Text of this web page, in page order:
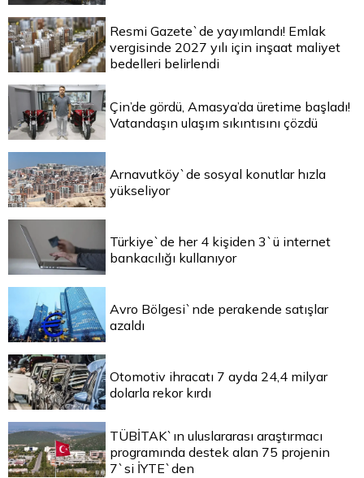
Resmi Gazete`de yayımlandı! Emlak
vergisinde 2027 yılı için inşaat maliyet
bedelleri belirlendi
Çin’de gördü, Amasya’da üretime başladı!
Vatandaşın ulaşım sıkıntısını çözdü
Arnavutköy`de sosyal konutlar hızla
yükseliyor
Türkiye`de her 4 kişiden 3`ü internet
bankacılığı kullanıyor
Avro Bölgesi`nde perakende satışlar
azaldı
Otomotiv ihracatı 7 ayda 24,4 milyar
dolarla rekor kırdı
TÜBİTAK`ın uluslararası araştırmacı
programında destek alan 75 projenin
7`si İYTE`den